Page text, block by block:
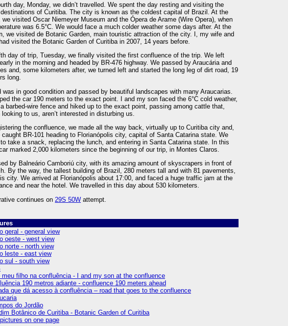
day, Monday, we didn’t travelled. We spent the day resting and visiting the
of Curitiba. The city is known as the coldest capital of Brazil. At the
we visited Oscar Niemeyer Museum and the Ópera de Arame (Wire Opera), when
was 6.5°C. We would face a much colder weather some days after. At the
we visited de Botanic Garden, main touristic attraction of the city. I, my wife and
visited the Botanic Garden of Curitiba in 2007, 14 years before.
day of trip, Tuesday, we finally visited the first confluence of the trip. We left
in the morning and headed by BR-476 highway. We passed by Araucária and
and, some kilometers after, we turned left and started the long leg of dirt road, 19
long.
was in good condition and passed by beautiful landscapes with many Araucarias.
the car 190 meters to the exact point. I and my son faced the 6°C cold weather,
barbed-wire fence and hiked up to the exact point, passing among cattle that,
looking to us, aren’t interested in disturbing us.
the confluence, we made all the way back, virtually up to Curitiba city and,
caught BR-101 heading to Florianópolis city, capital of Santa Catarina state. We
take a snack, replacing the lunch, and entering in Santa Catarina state. In this
marked 2,000 kilometers since the beginning of our trip, in Montes Claros.
by Balneário Camboriú city, with its amazing amount of skyscrapers in front of
By the way, the tallest building of Brazil, 280 meters tall and with 81 pavements,
city. We arrived at Florianópolis about 17:00, and faced a huge traffic jam at the
and near the hotel. We travelled in this day about 530 kilometers.
continues on 29S 50W attempt.
geral - general view
oeste - west view
norte - north view
leste - east view
sul - south view
meu filho na confluência - I and my son at the confluence
190 metros adiante - confluence 190 meters ahead
que dá acesso à confluência – road that goes to the confluence
do Jordão
Botânico de Curitiba - Botanic Garden of Curitiba
on one page